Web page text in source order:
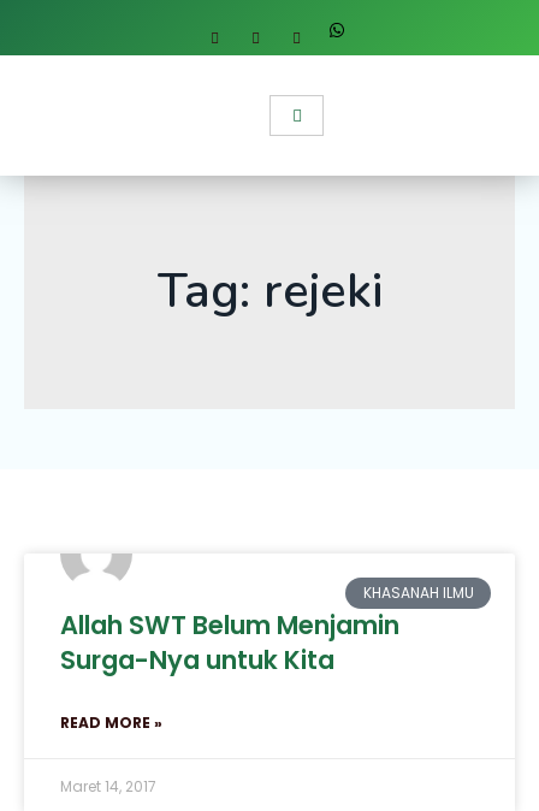
Tag: rejeki
KHASANAH ILMU
Allah SWT Belum Menjamin
Surga-Nya untuk Kita
READ MORE »
Maret 14, 2017